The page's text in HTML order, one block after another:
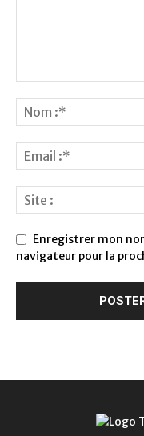
Enregistrer mon
navigateur pour la